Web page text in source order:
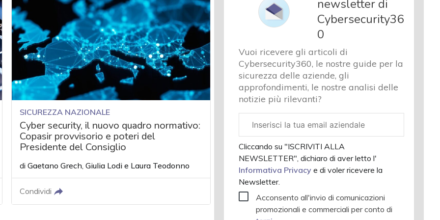
cybersecurity
Chi siamo
SICUREZZA NAZIONALE
Cyber security, il nuovo quadro normativo:
Copasir provvisorio e poteri del
Presidente del Consiglio
diGaetano Grech,Giulia Lodi e Laura Teodonno
Condividi
newsletter di
Cybersecurity36
0
Vuoi ricevere gli articoli di
Cybersecurity360, le nostre guide per la
sicurezza delle aziende, gli
approfondimenti, le nostre analisi delle
notizie più rilevanti?
aziendale
Cliccando su "ISCRIVITI ALLA
NEWSLETTER", dichiaro di aver letto l'
Informativa Privacye di voler ricevere la
Newsletter.
Acconsento all'invio di comunicazioni
promozionali e commerciali per conto di